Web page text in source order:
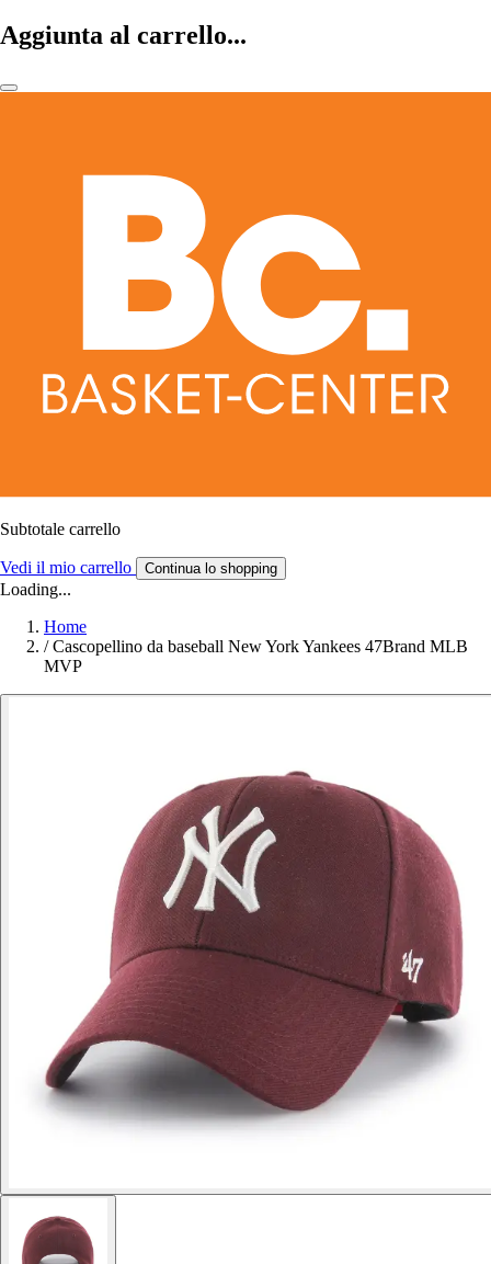
Aggiunta al carrello...
Subtotale carrello
Vedi il mio carrello Continua lo shopping
Loading...
Home
/ Cascopellino da baseball New York Yankees 47Brand MLB
MVP